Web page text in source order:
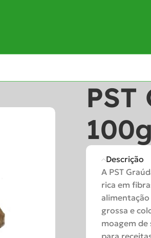
PST
100g
Descrição
A PST
rica em
alimentação
grossa e
moagem de
para